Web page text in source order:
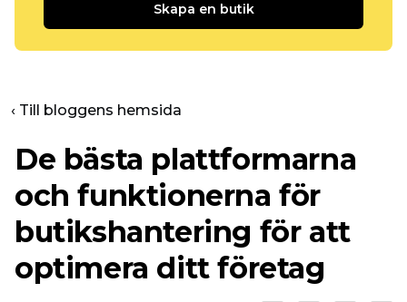
Skapa en butik
‹ Till bloggens hemsida
De bästa plattformarna
och funktionerna för
butikshantering för att
optimera ditt företag